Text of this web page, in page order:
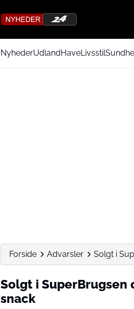
NyhederUdlandHaveLivsstil
Forside Advarsler Solgt i
Solgt i SuperBrugsen
snack